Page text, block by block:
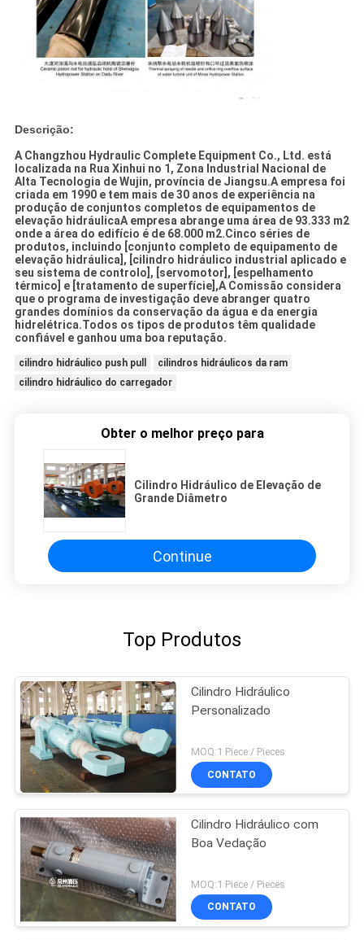
Descrição:
A Changzhou Hydraulic Complete Equipment Co., Ltd. está
localizada na Rua Xinhui no 1, Zona Industrial Nacional de
Alta Tecnologia de Wujin, província de Jiangsu.A empresa foi
criada em 1990 e tem mais de 30 anos de experiência na
produção de conjuntos completos de equipamentos de
elevação hidráulicaA empresa abrange uma área de 93.333 m2
onde a área do edifício é de 68.000 m2.Cinco séries de
produtos, incluindo [conjunto completo de equipamento de
elevação hidráulica], [cilindro hidráulico industrial aplicado e
seu sistema de controlo], [servomotor], [espelhamento
térmico] e [tratamento de superfície],A Comissão considera
que o programa de investigação deve abranger quatro
grandes domínios da conservação da água e da energia
hidrelétrica.Todos os tipos de produtos têm qualidade
confiável e ganhou uma boa reputação.
cilindro hidráulico push pull
cilindros hidráulicos da ram
cilindro hidráulico do carregador
Obter o melhor preço para
Cilindro Hidráulico de Elevação de
Grande Diâmetro
Continue
Top Produtos
Cilindro Hidráulico
Personalizado
MOQ:1 Piece / Pieces
CONTATO
Cilindro Hidráulico com
Boa Vedação
MOQ:1 Piece / Pieces
CONTATO